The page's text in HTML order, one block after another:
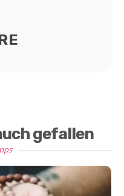
gefallen